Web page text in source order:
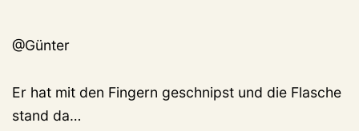
@Günter
Er hat mit den Fingern geschnipst und die Flasche
stand da…